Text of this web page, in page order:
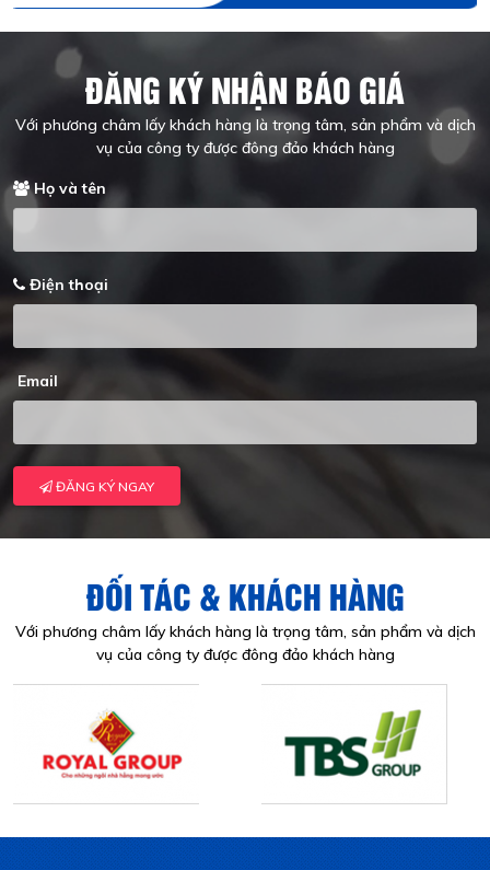
ĐĂNG KÝ NHẬN BÁO GIÁ
Với phương châm lấy khách hàng là trọng tâm, sản phẩm và dịch
vụ của công ty được đông đảo khách hàng
Họ và tên
Điện thoại
Email
ĐĂNG KÝ NGAY
ĐỐI TÁC & KHÁCH HÀNG
Với phương châm lấy khách hàng là trọng tâm, sản phẩm và dịch
vụ của công ty được đông đảo khách hàng